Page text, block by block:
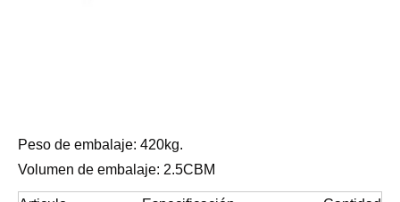
Peso de embalaje: 420kg.
Volumen de embalaje: 2.5CBM